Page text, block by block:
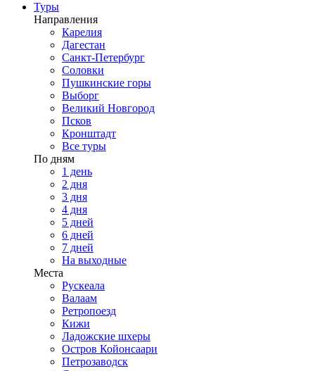
Туры
Направления
Карелия
Дагестан
Санкт-Петербург
Соловки
Пушкинские горы
Выборг
Великий Новгород
Псков
Кронштадт
Все туры
По дням
1 день
2 дня
3 дня
4 дня
5 дней
6 дней
7 дней
На выходные
Места
Рускеала
Валаам
Ретропоезд
Кижи
Ладожские шхеры
Остров Койонсаари
Петрозаводск